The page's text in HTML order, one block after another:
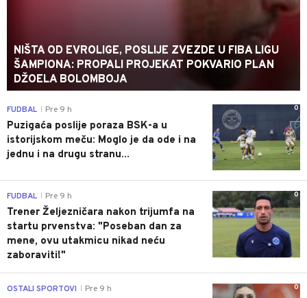
NIŠTA OD EVROLIGE, POSLIJE ZVEZDE U FIBA LIGU
ŠAMPIONA: PROPALI PROJEKAT POKVARIO PLAN
DŽOELA BOLOMBOJA
0
FUDBAL Pre 9 h
Puzigaća poslije poraza BSK-a u
istorijskom meču: Moglo je da ode i na
jednu i na drugu stranu...
0
FUDBAL Pre 9 h
Trener Željezničara nakon trijumfa na
startu prvenstva: "Poseban dan za
mene, ovu utakmicu nikad neću
zaboraviti!"
0
OSTALI SPORTOVI Pre 9 h